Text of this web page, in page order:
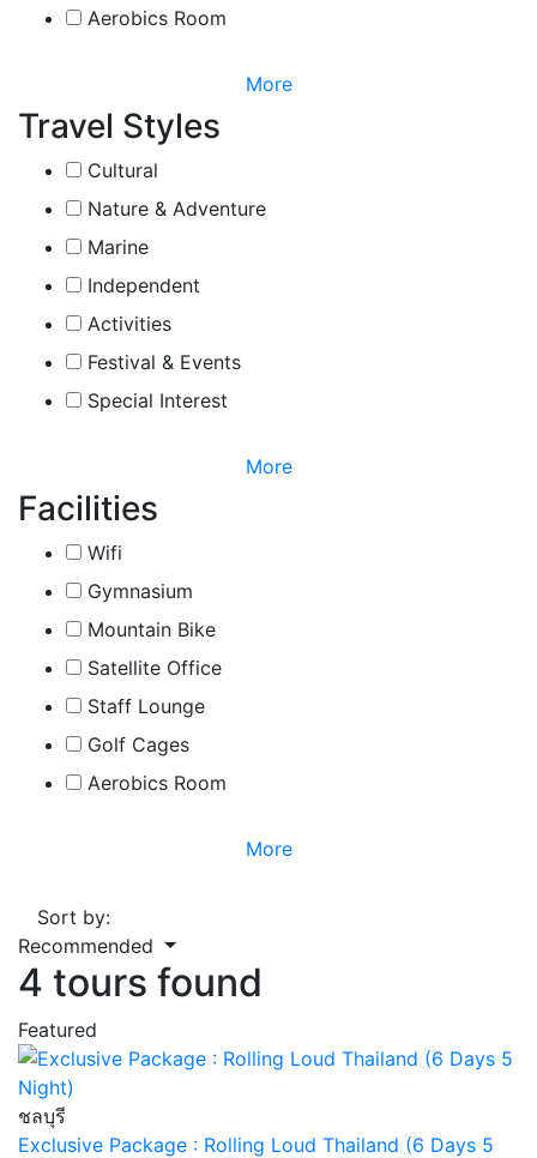
Aerobics Room
More
Travel Styles
Cultural
Nature & Adventure
Marine
Independent
Activities
Festival & Events
Special Interest
More
Facilities
Wifi
Gymnasium
Mountain Bike
Satellite Office
Staff Lounge
Golf Cages
Aerobics Room
More
Sort by:
Recommended
4 tours found
Featured
ชลบุรี
Exclusive Package : Rolling Loud Thailand (6 Days 5